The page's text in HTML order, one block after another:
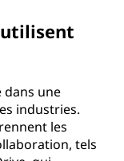
utilisent
dans une
industries.
les
tels